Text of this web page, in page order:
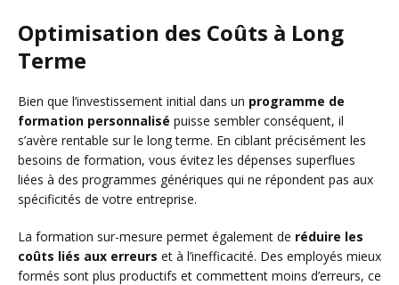
Optimisation des Coûts à Long
Terme
Bien que l’investissement initial dans un programme de
formation personnalisé puisse sembler conséquent, il
s’avère rentable sur le long terme. En ciblant précisément les
besoins de formation, vous évitez les dépenses superflues
liées à des programmes génériques qui ne répondent pas aux
spécificités de votre entreprise.
La formation sur-mesure permet également de réduire les
coûts liés aux erreurs et à l’inefficacité. Des employés mieux
formés sont plus productifs et commettent moins d’erreurs, ce